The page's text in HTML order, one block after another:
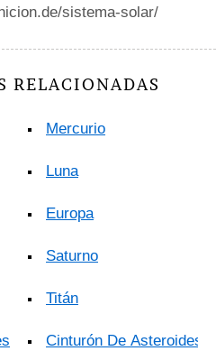
sistema-solar/
RELACIONADAS
Mercurio
Luna
Europa
Saturno
Titán
Cinturón De Asteroides